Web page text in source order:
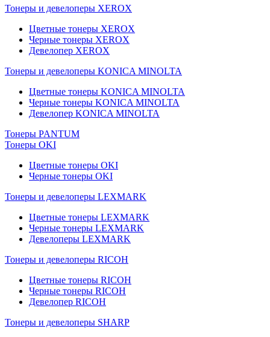
Тонеры и девелоперы XEROX
Цветные тонеры XEROX
Черные тонеры XEROX
Девелопер XEROX
Тонеры и девелоперы KONICA MINOLTA
Цветные тонеры KONICA MINOLTA
Черные тонеры KONICA MINOLTA
Девелопер KONICA MINOLTA
Тонеры PANTUM
Тонеры OKI
Цветные тонеры OKI
Черные тонеры OKI
Тонеры и девелоперы LEXMARK
Цветные тонеры LEXMARK
Черные тонеры LEXMARK
Девелоперы LEXMARK
Тонеры и девелоперы RICOH
Цветные тонеры RICOH
Черные тонеры RICOH
Девелопер RICOH
Тонеры и девелоперы SHARP